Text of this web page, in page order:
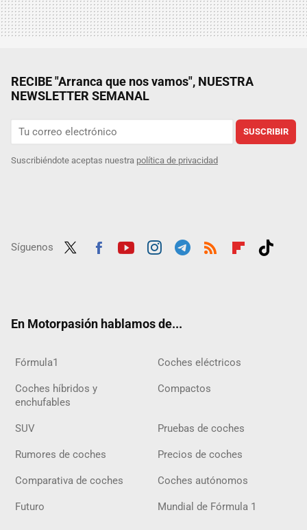
RECIBE "Arranca que nos vamos", NUESTRA
NEWSLETTER SEMANAL
SUSCRIBIR
Suscribiéndote aceptas nuestra política de privacidad
Síguenos
En Motorpasión hablamos de...
Fórmula1 Coches eléctricos
Coches híbridos y
enchufables
Compactos
SUV Pruebas de coches
Rumores de coches Precios de coches
Comparativa de coches Coches autónomos
Futuro Mundial de Fórmula 1